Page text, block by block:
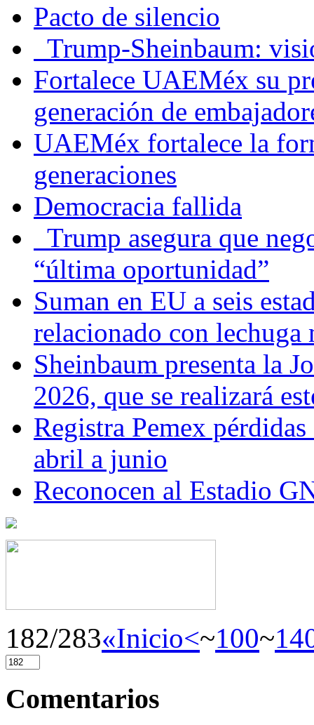
Pacto de silencio
Trump-Sheinbaum:
Fortalece UAEMéx su
generación de
UAEMéx fortalece la
generaciones
Democracia fallida
Trump asegura que
“última oportunidad”
Suman en EU a seis
relacionado con lechuga
Sheinbaum presenta la
2026, que se realizará
Registra Pemex
abril a junio
Reconocen al Estadio
182/283«Inicio<~100~
Comentarios